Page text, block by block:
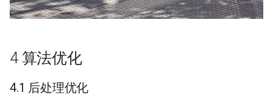
4 算法优化
4.1 后处理优化